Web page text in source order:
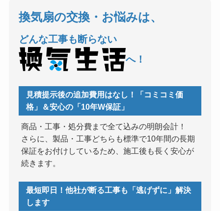
換気扇の交換・お悩みは、
どんな工事も断らない
へ！
見積提示後の追加費用はなし！「コミコミ価
格」＆安心の「10年W保証」
商品・工事・処分費まで全て込みの明朗会計！
さらに、製品・工事どちらも標準で10年間の長期
保証をお付けしているため、施工後も長く安心が
続きます。
最短即日！他社が断る工事も「逃げずに」解決
します